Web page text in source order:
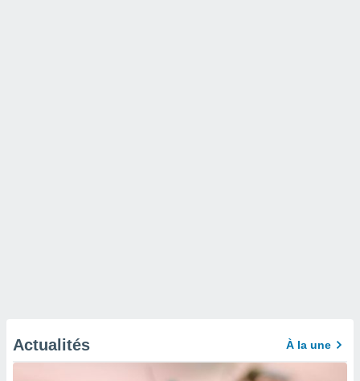
Actualités À la une